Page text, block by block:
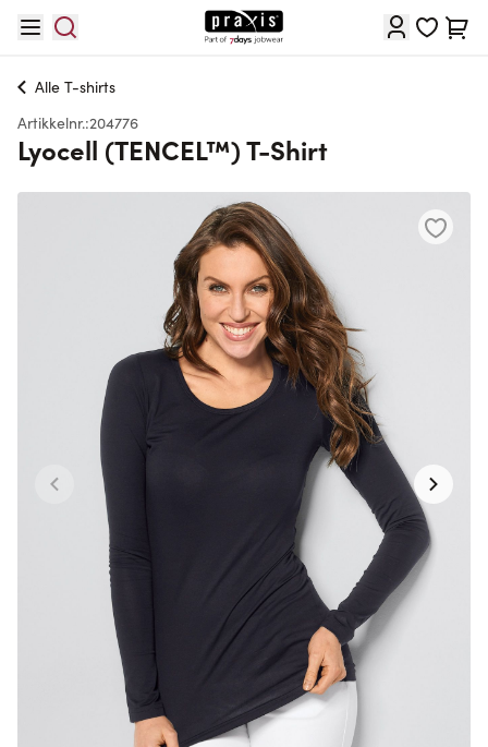
Cart
Alle T-shirts
Artikkelnr.:204776
Lyocell (TENCEL™) T-Shirt